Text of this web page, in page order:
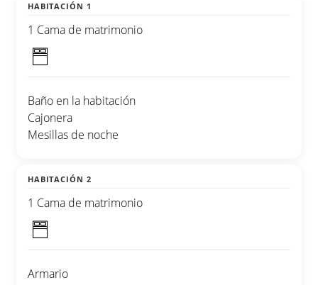
HABITACIÓN 1
1 Cama de matrimonio
Baño en la habitación
Cajonera
Mesillas de noche
HABITACIÓN 2
1 Cama de matrimonio
Armario